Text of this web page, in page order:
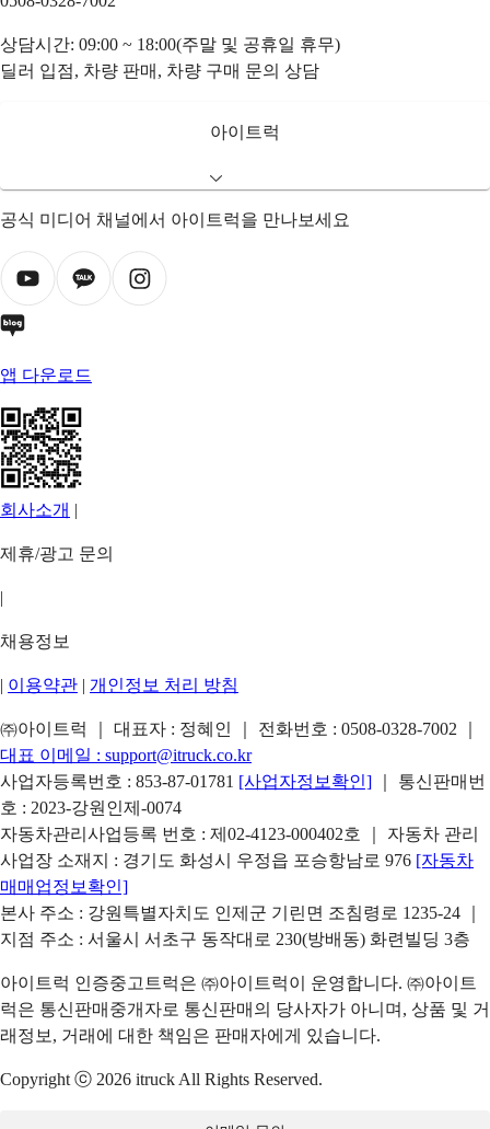
상담시간: 09:00 ~ 18:00(주말 및 공휴일 휴무)
딜러 입점, 차량 판매, 차량 구매 문의 상담
아이트럭
공식 미디어 채널에서 아이트럭을 만나보세요
앱 다운로드
회사소개 |
제휴/광고 문의
|
채용정보
| 이용약관 | 개인정보 처리 방침
㈜아이트럭 ｜ 대표자 : 정혜인 ｜ 전화번호 : 0508-0328-7002
대표 이메일 : support@itruck.co.kr
사업자등록번호 : 853-87-01781 [사업자정보확인]
｜ 통신판매번
호 : 2023-강원인제-0074
자동차관리사업등록 번호 : 제02-4123-000402호 ｜ 자동차 관리
사업장 소재지 : 경기도 화성시 우정읍 포승항남로 976 [자동차
매매업정보확인]
본사 주소 : 강원특별자치도 인제군 기린면 조침령로 1235-24 ｜
지점 주소 : 서울시 서초구 동작대로 230(방배동) 화련빌딩 3층
아이트럭 인증중고트럭은 ㈜아이트럭이 운영합니다. ㈜아이트
럭은 통신판매중개자로 통신판매의 당사자가 아니며, 상품 및 거
래정보, 거래에 대한 책임은 판매자에게 있습니다.
Copyright ⓒ 2026 itruck All Rights Reserved.